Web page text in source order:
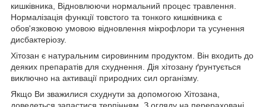
кишківника, Відновлюючи нормальний процес травлення.
Нормалізація функції товстого та тонкого кишківника є
обов'язковою умовою відновлення мікрофлори та усунення
дисбактеріозу.
Хітозан є натуральним сировинним продуктом. Він входить до
деяких препаратів для схуднення. Дія хітозану ґрунтується
виключно на активації природних сил організму.
Якщо Ви зважилися схуднути за допомогою Хітозана,
доведеться запастися терпінням. З огляду на перераховані